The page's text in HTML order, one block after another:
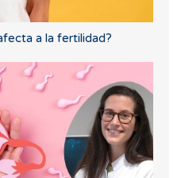
a la fertilidad?